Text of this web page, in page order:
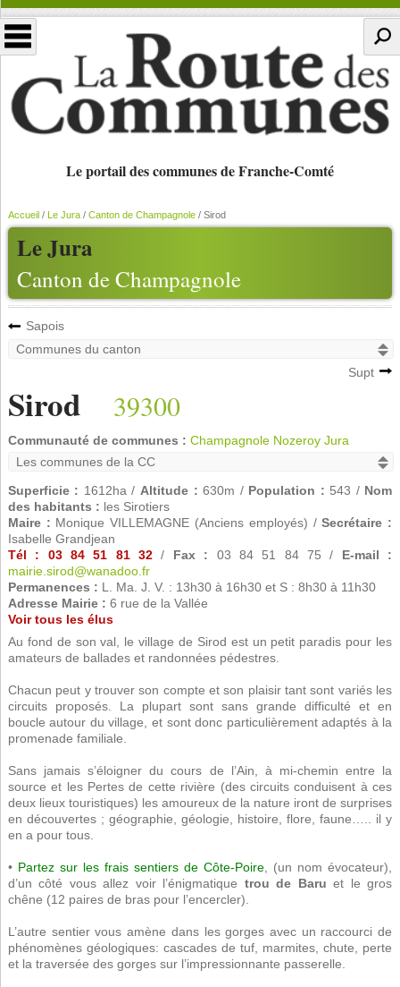
Le portail des communes de Franche-Comté
Le Jura
Canton de Champagnole
Accueil/ Le Jura/ Canton de Champagnole/ Sirod
Sapois
Supt
Sirod 39300
Communauté de communes : Champagnole Nozeroy Jura
Superficie : 1612ha / Altitude : 630m / Population : 543 / Nom
des habitants : les Sirotiers
Maire : Monique VILLEMAGNE (Anciens employés) /Secrétaire :
Isabelle Grandjean
Tél : 03 84 51 81 32 / Fax : 03 84 51 84 75 / E-mail :
mairie.sirod@wanadoo.fr
Permanences : L. Ma. J. V. : 13h30 à 16h30 et S : 8h30 à 11h30
Adresse Mairie : 6 rue de la Vallée
Voir tous les élus
Au fond de son val, le village de Sirod est un petit paradis pour les
amateurs de ballades et randonnées pédestres.
Chacun peut y trouver son compte et son plaisir tant sont variés les
circuits proposés. La plupart sont sans grande difficulté et en
boucle autour du village, et sont donc particulièrement adaptés à la
promenade familiale.
Sans jamais s’éloigner du cours de l’Ain, à mi-chemin entre la
source et les Pertes de cette rivière (des circuits conduisent à ces
deux lieux touristiques) les amoureux de la nature iront de surprises
en découvertes ; géographie, géologie, histoire, flore, faune….. il y
en a pour tous.
• Partez sur les frais sentiers de Côte-Poire , (un nom évocateur),
d’un côté vous allez voir l’énigmatique trou de Baru et le gros
chêne (12 paires de bras pour l’encercler).
L’autre sentier vous amène dans les gorges avec un raccourci de
phénomènes géologiques: cascades de tuf, marmites, chute, perte
et la traversée des gorges sur l’impressionnante passerelle.